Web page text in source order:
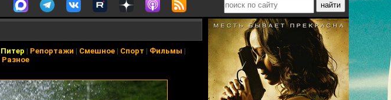
Питер | Репортажи | Смешное | Спорт | Фильмы |
Разное